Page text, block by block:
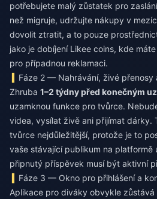
potřebujete malý zůstatek pro
než migruje, udržujte nákupy v
dovolit ztratit, a to pouze
jako je dobíjení Likee coins, kde
pro případnou reklamaci.
Fáze 2 — Nahrávání, živé přenosy
Zhruba 1–2 týdny před konečným
uzamknou funkce pro tvůrce.
videa, vysílat živě ani přijímat dárky.
tvůrce nejdůležitější, protože je to
vaše stávající publikum na platformě
připnutý příspěvek musí být aktivní
Fáze 3 — Okno pro přihlášení a
Aplikace pro diváky obvykle